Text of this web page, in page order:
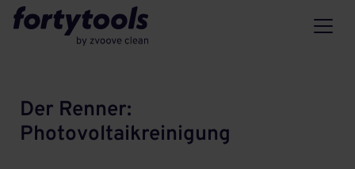
Der Renner:
Photovoltaikreinigung